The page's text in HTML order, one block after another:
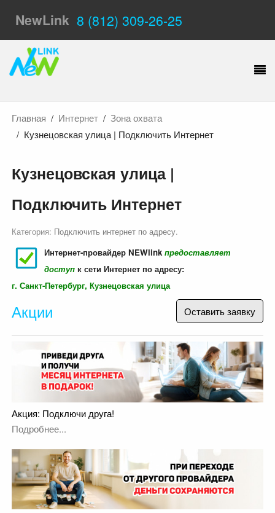
NewLink 8 (812) 309-26-25
Главная Интернет
Зона охвата
Кузнецовская улица | Подключить Интернет
Кузнецовская улица |
Подключить Интернет
Категория: Подключить интернет по адресу.
Интернет-провайдер NEWlink предоставляет
доступк сети Интернет по адресу:
г. Санкт-Петербург, Кузнецовская улица
Акции Оставить заявку
Акция: Подключи друга!
Подробнее...